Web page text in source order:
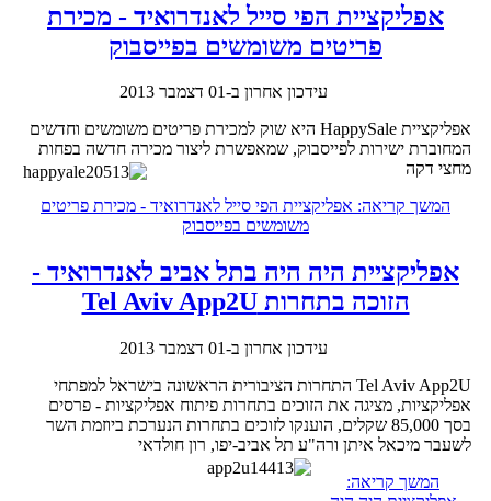
אפליקציית הפי סייל לאנדרואיד - מכירת
פריטים משומשים בפייסבוק
עידכון אחרון ב-01 דצמבר 2013
אפליקציית HappySale היא שוק למכירת פריטים משומשים וחדשים
המחוברת ישירות לפייסבוק, שמאפשרת ליצור מכירה חדשה בפחות
מחצי דקה
המשך קריאה: אפליקציית הפי סייל לאנדרואיד - מכירת פריטים
משומשים בפייסבוק
אפליקציית היה היה בתל אביב לאנדרואיד -
הזוכה בתחרות Tel Aviv App2U
עידכון אחרון ב-01 דצמבר 2013
Tel Aviv App2U התחרות הציבורית הראשונה בישראל למפתחי
אפליקציות, מציגה את הזוכים בתחרות פיתוח אפליקציות - פרסים
בסך 85,000 שקלים, הוענקו לזוכים בתחרות הנערכת ביוזמת השר
לשעבר מיכאל איתן ורה"ע תל אביב-יפו, רון חולדאי
המשך קריאה: